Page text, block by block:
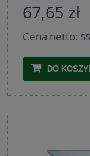
67,65 zł
Cena netto:
DO